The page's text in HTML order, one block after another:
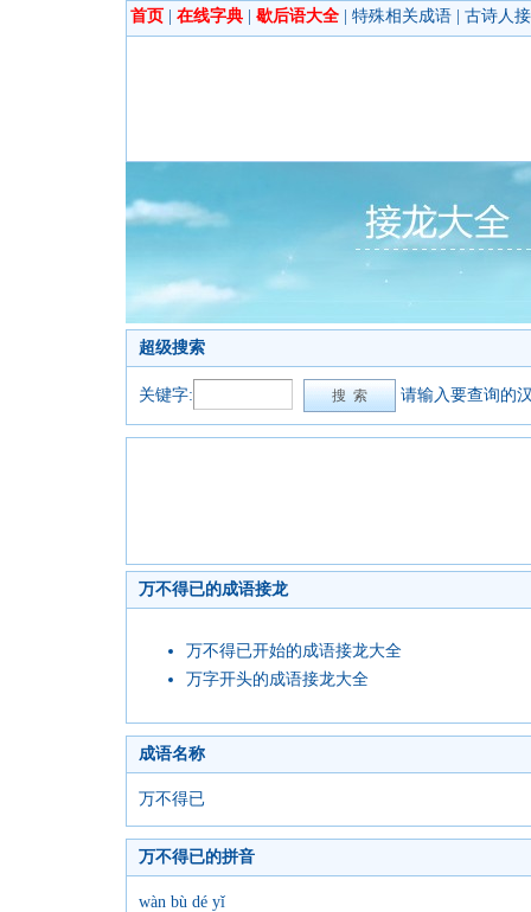
首页 在线字典 歇后语大全 特殊相关成语 古诗人
超级搜索
关键字: 请输入要查询的
万不得已的成语接龙
万不得已开始的成语接龙大全
万字开头的成语接龙大全
成语名称
万不得已
万不得已的拼音
wàn bù dé yǐ